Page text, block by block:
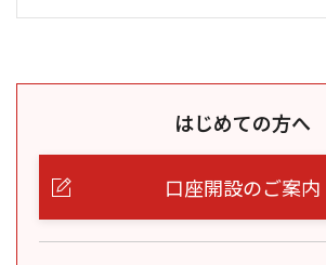
はじめての方へ
口座開設のご案内